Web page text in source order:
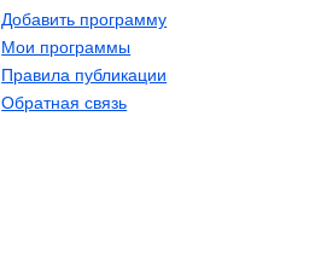
Добавить программу
Мои программы
Правила публикации
Обратная связь